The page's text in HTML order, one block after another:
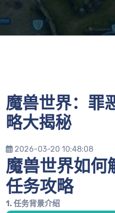
魔兽世界：罪
略大揭秘
2026-03-20 10:48:08
魔兽世界如何
任务攻略
1. 任务背景介绍